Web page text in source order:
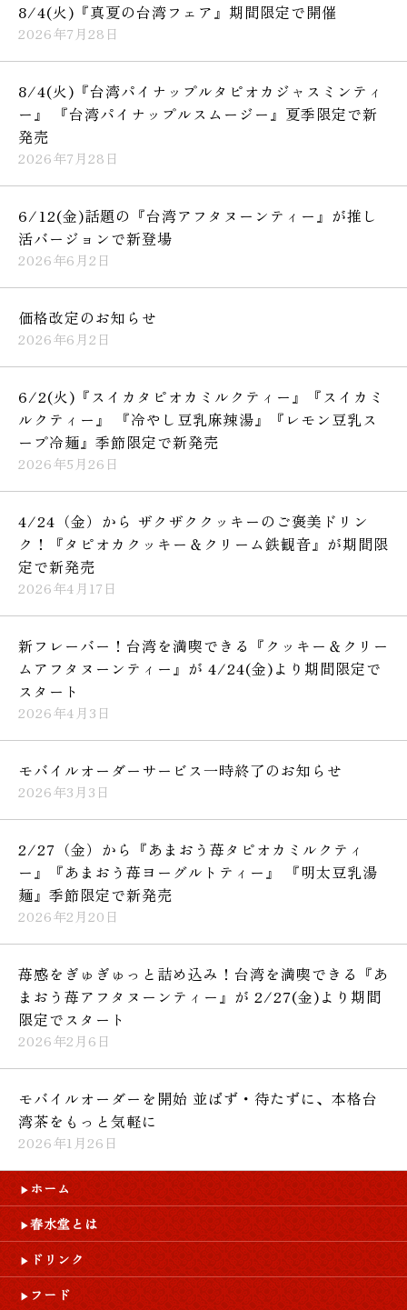
8/4(火)『真夏の台湾フェア』期間限定で開催
2026年7月28日
8/4(火)『台湾パイナップルタピオカジャスミンティ
ー』 『台湾パイナップルスムージー』夏季限定で新
発売
2026年7月28日
6/12(金)話題の『台湾アフタヌーンティー』が推し
活バージョンで新登場
2026年6月2日
価格改定のお知らせ
2026年6月2日
6/2(火)『スイカタピオカミルクティー』『スイカミ
ルクティー』 『冷やし豆乳麻辣湯』『レモン豆乳ス
ープ冷麺』季節限定で新発売
2026年5月26日
4/24（金）から ザクザククッキーのご褒美ドリン
ク！『タピオカクッキー＆クリーム鉄観音』が期間限
定で新発売
2026年4月17日
新フレーバー！台湾を満喫できる『クッキー＆クリー
ムアフタヌーンティー』が 4/24(金)より期間限定で
スタート
2026年4月3日
モバイルオーダーサービス一時終了のお知らせ
2026年3月3日
2/27（金）から『あまおう苺タピオカミルクティ
ー』『あまおう苺ヨーグルトティー』 『明太豆乳湯
麺』季節限定で新発売
2026年2月20日
苺感をぎゅぎゅっと詰め込み！台湾を満喫できる『あ
まおう苺アフタヌーンティー』が 2/27(金)より期間
限定でスタート
2026年2月6日
モバイルオーダーを開始 並ばず・待たずに、本格台
湾茶をもっと気軽に
2026年1月26日
ホーム
春水堂とは
ドリンク
フード